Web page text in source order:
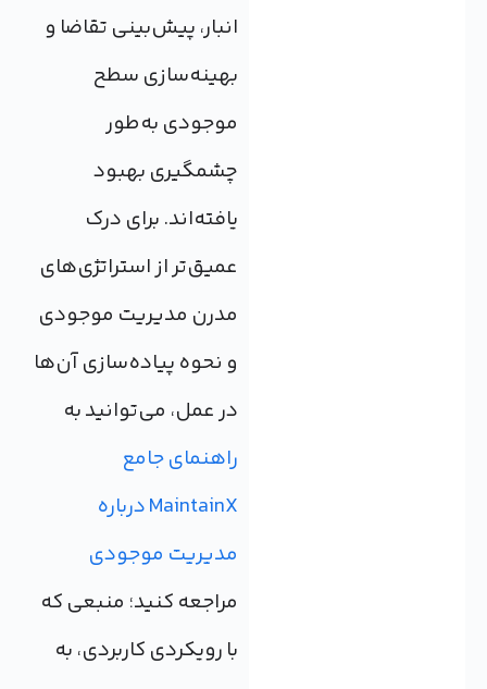
انبار، پیش‌بینی تقاضا و
بهینه‌سازی سطح
موجودی به‌طور
چشمگیری بهبود
یافته‌اند. برای درک
عمیق‌تر از استراتژی‌های
مدرن مدیریت موجودی
و نحوه پیاده‌سازی آن‌ها
در عمل، می‌توانید به
راهنمای جامع
MaintainX درباره
مدیریت موجودی
مراجعه کنید؛ منبعی که
با رویکردی کاربردی، به